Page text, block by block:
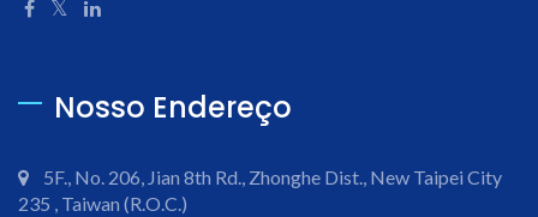
Nosso Endereço
5F., No. 206, Jian 8th Rd., Zhonghe Dist., New Taipei City
235 , Taiwan (R.O.C.)